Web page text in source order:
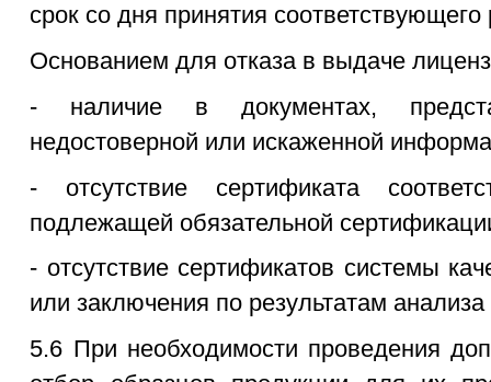
срок со дня принятия
Основанием для отказа в выдаче
- наличие в документах,
недостоверной или искаженной
- отсутствие сертификата
подлежащей обязательной
- отсутствие сертификатов системы
или заключения по результатам
5.6 При необходимости проведения